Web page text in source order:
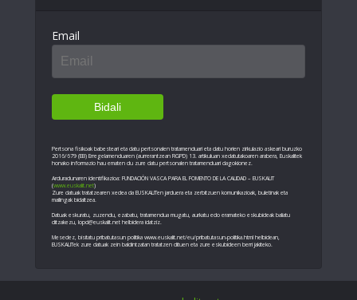
Email
Pertsona fisikoak babesteari eta datu pertsonalen tratamenduari eta datu horien zirkulazio askeari buruzko
2016/679 (EB) Erregelamenduaren (aurrerantzean RGPD) 13. artikuluan xedatutakoaren arabera, Euskalitek
honako informazio hau ematen du zure datu pertsonalen tratamenduari dagokionez.
Arduradunaren identifikazioa: FUNDACIÓN VASCA PARA EL FOMENTO DE LA CALIDAD – EUSKALIT
(www.euskalit.net)
Zure datuak tratatzearen xedea da EUSKALITen jarduera eta zerbitzuen komunikazioak, buletinak eta
mailingak bidaltzea.
Datuak eskuratu, zuzendu, ezabatu, tratamendua mugatu, aurkatu edo eramateko eskubideak baliatu
ditzakezu, lopd@euskalit.net helbidera idatziz.
Mesedez, bisitatu pribatutasun politika www.euskalit.net/eu/pribatutasun-politika.html helbidean,
EUSKALITek zure datuak zein baldintzatan tratatzen dituen eta zure eskubideen berri jakiteko.